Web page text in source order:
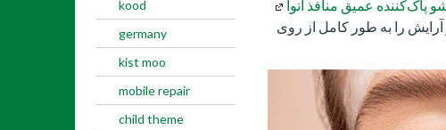
kood
germany
kist moo
mobile repair
child theme
پاک‌کننده عمیق منافذ آنوا
را به طور کامل از روی